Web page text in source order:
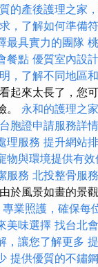
的產後護理之家
，了解如何準備
最具實力的團隊
餐點 優質室內設
，了解不同地區
起來太長了，您
。 永和的護理之
胞證申請服務詳情
理服務 提升網站
物與環境提供有效
服務 北投整骨服務
由於風景如畫的景
業照護，確保每
美味選擇 找台北
，讓您了解更多
提供優質的不鏽